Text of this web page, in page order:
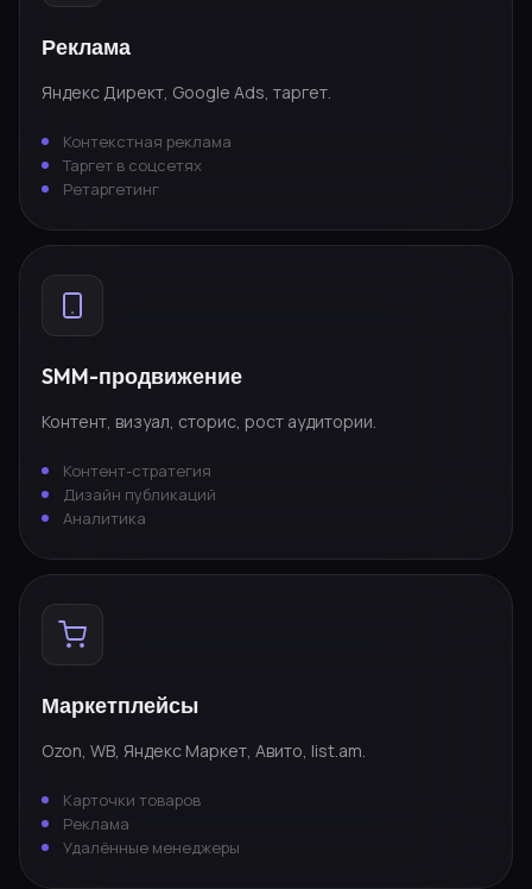
Реклама
Яндекс Директ, Google Ads, таргет.
Контекстная реклама
Таргет в соцсетях
Ретаргетинг
SMM-продвижение
Контент, визуал, сторис, рост аудитории.
Контент-стратегия
Дизайн публикаций
Аналитика
Маркетплейсы
Ozon, WB, Яндекс Маркет, Авито, list.am.
Карточки товаров
Реклама
Удалённые менеджеры